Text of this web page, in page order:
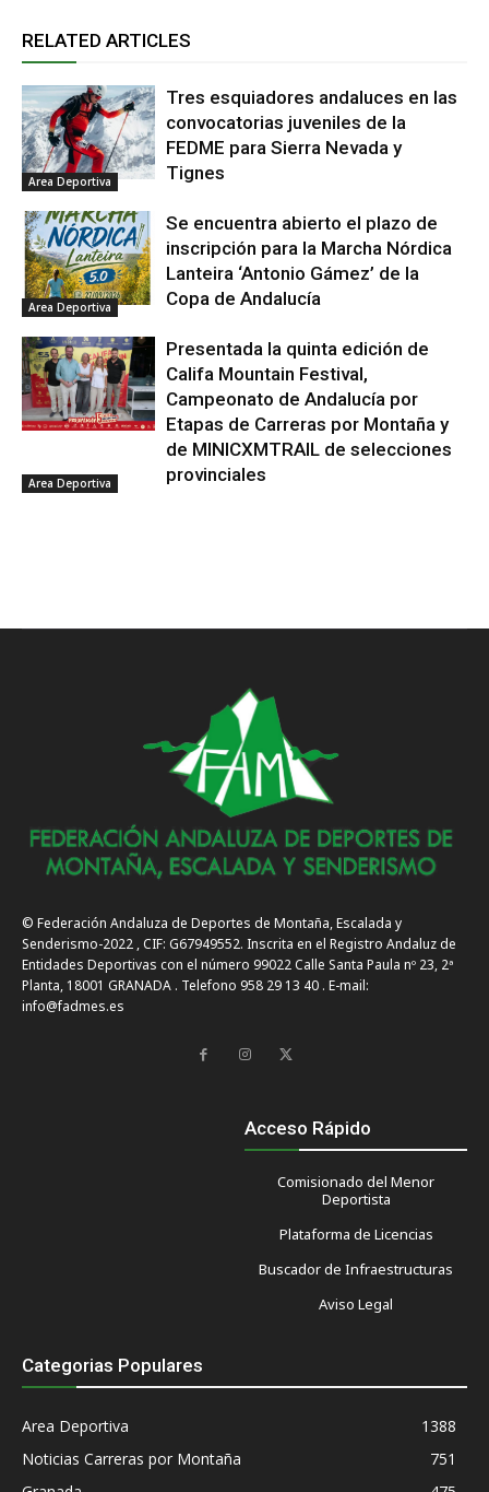
RELATED ARTICLES
Area Deportiva
Tres esquiadores andaluces en las
convocatorias juveniles de la
FEDME para Sierra Nevada y
Tignes
Area Deportiva
Se encuentra abierto el plazo de
inscripción para la Marcha Nórdica
Lanteira ‘Antonio Gámez’ de la
Copa de Andalucía
Area Deportiva
Presentada la quinta edición de
Califa Mountain Festival,
Campeonato de Andalucía por
Etapas de Carreras por Montaña y
de MINICXMTRAIL de selecciones
provinciales
© Federación Andaluza de Deportes de Montaña, Escalada y
Senderismo-2022 , CIF: G67949552. Inscrita en el Registro Andaluz de
Entidades Deportivas con el número 99022 Calle Santa Paula nº 23, 2ª
Planta, 18001 GRANADA . Telefono 958 29 13 40 . E-mail:
info@fadmes.es
Acceso Rápido
Comisionado del Menor
Deportista
Plataforma de Licencias
Buscador de Infraestructuras
Aviso Legal
Categorias Populares
Area Deportiva
1388
Noticias Carreras por Montaña
751